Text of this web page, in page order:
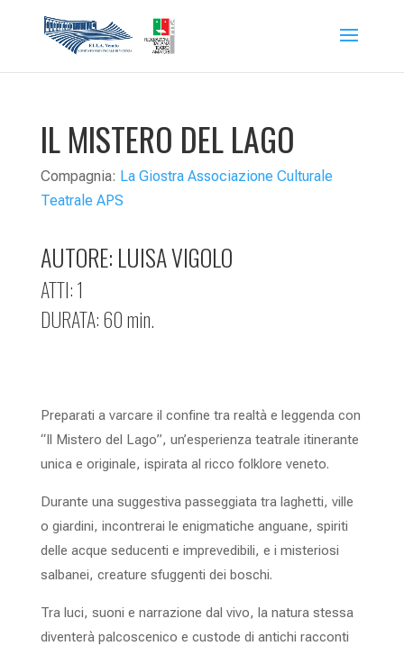
IL MISTERO DEL LAGO
Compagnia: La Giostra Associazione Culturale
Teatrale APS
AUTORE: LUISA VIGOLO
ATTI: 1
DURATA: 60 min.
Preparati a varcare il confine tra realtà e leggenda con
“Il Mistero del Lago”, un’esperienza teatrale itinerante
unica e originale, ispirata al ricco folklore veneto.
Durante una suggestiva passeggiata tra laghetti, ville
o giardini, incontrerai le enigmatiche anguane, spiriti
delle acque seducenti e imprevedibili, e i misteriosi
salbanei, creature sfuggenti dei boschi.
Tra luci, suoni e narrazione dal vivo, la natura stessa
diventerà palcoscenico e custode di antichi racconti